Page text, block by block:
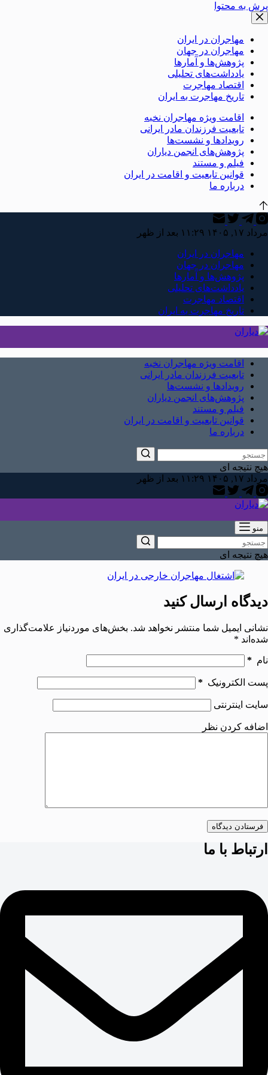
پرش به محتوا
مهاجران در ایران
مهاجران در جهان
پژوهش‌ها و آمارها
یادداشت‌های تحلیلی
اقتصاد مهاجرت
تاریخ مهاجرت به ایران
اقامت ویژه مهاجران نخبه
تابعیت فرزندان مادر ایرانی
رویدادها و نشست‌ها
پژوهش‌های انجمن دیاران
فیلم و مستند
قوانین تابعیت و اقامت در ایران
درباره ما
مرداد ۱۷, ۱۴۰۵ ۱۱:۲۹ بعد از ظهر
مهاجران در ایران
مهاجران در جهان
پژوهش‌ها و آمارها
یادداشت‌های تحلیلی
اقتصاد مهاجرت
تاریخ مهاجرت به ایران
اقامت ویژه مهاجران نخبه
تابعیت فرزندان مادر ایرانی
رویدادها و نشست‌ها
پژوهش‌های انجمن دیاران
فیلم و مستند
قوانین تابعیت و اقامت در ایران
درباره ما
هیچ نتیجه ای
مرداد ۱۷, ۱۴۰۵ ۱۱:۲۹ بعد از ظهر
منو
هیچ نتیجه ای
دیدگاه ارسال کنید
نشانی ایمیل شما منتشر نخواهد شد. بخش‌های موردنیاز علامت‌گذاری
شده‌اند *
نام *
پست الکترونیک *
سایت اینترنتی
اضافه کردن نظر
فرستادن دیدگاه
ارتباط با ما